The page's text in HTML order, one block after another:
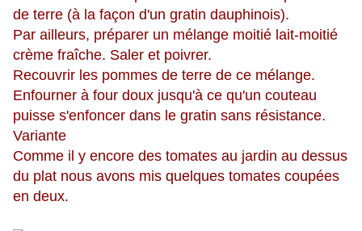
de terre (à la façon d'un gratin dauphinois).
Par ailleurs, préparer un mélange moitié lait-moitié
crème fraîche. Saler et poivrer.
Recouvrir les pommes de terre de ce mélange.
Enfourner à four doux jusqu'à ce qu'un couteau
puisse s'enfoncer dans le gratin sans résistance.
Variante
Comme il y encore des tomates au jardin au dessus
du plat nous avons mis quelques tomates coupées
en deux.